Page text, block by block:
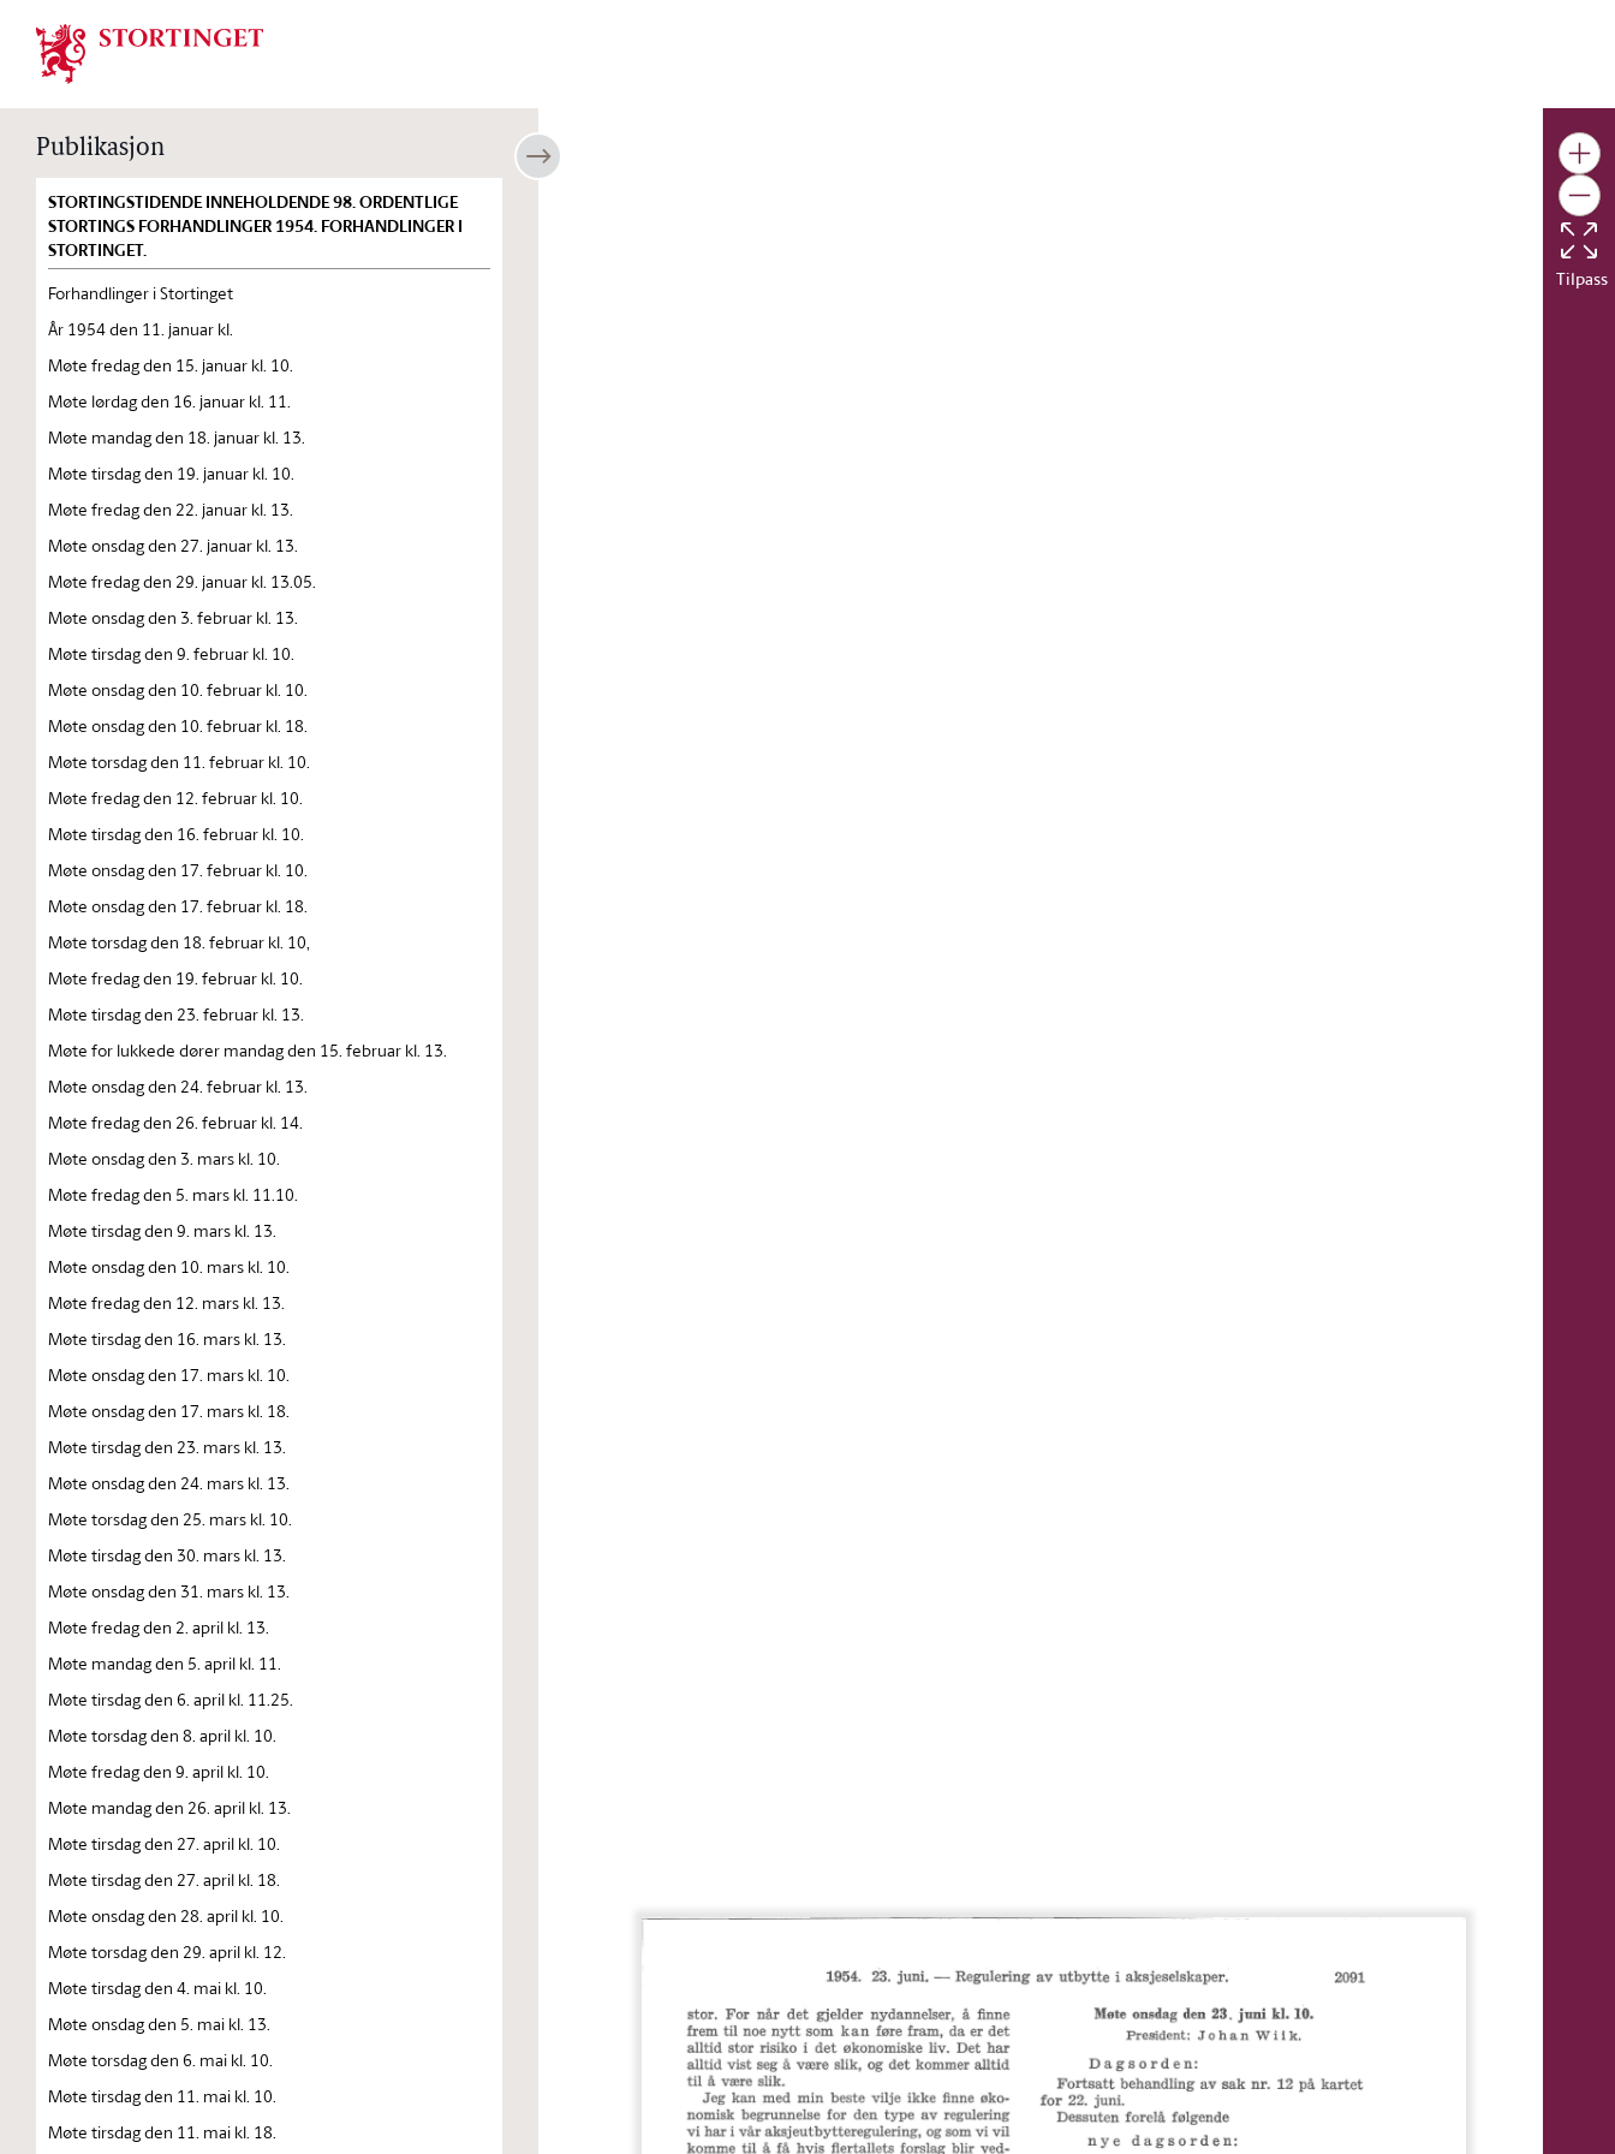
Stortinget.no
Publikasjon
STORTINGSTIDENDE INNEHOLDENDE 98. ORDENTLIGE
STORTINGS FORHANDLINGER 1954. FORHANDLINGER I
STORTINGET.
Forhandlinger i Stortinget
År 1954 den 11. januar kl.
Møte fredag den 15. januar kl. 10.
Møte lørdag den 16. januar kl. 11.
Møte mandag den 18. januar kl. 13.
Møte tirsdag den 19. januar kl. 10.
Møte fredag den 22. januar kl. 13.
Møte onsdag den 27. januar kl. 13.
Møte fredag den 29. januar kl. 13.05.
Møte onsdag den 3. februar kl. 13.
Møte tirsdag den 9. februar kl. 10.
Møte onsdag den 10. februar kl. 10.
Møte onsdag den 10. februar kl. 18.
Møte torsdag den 11. februar kl. 10.
Møte fredag den 12. februar kl. 10.
Møte tirsdag den 16. februar kl. 10.
Møte onsdag den 17. februar kl. 10.
Møte onsdag den 17. februar kl. 18.
Møte torsdag den 18. februar kl. 10,
Møte fredag den 19. februar kl. 10.
Møte tirsdag den 23. februar kl. 13.
Møte for lukkede dører mandag den 15. februar kl. 13.
Møte onsdag den 24. februar kl. 13.
Møte fredag den 26. februar kl. 14.
Møte onsdag den 3. mars kl. 10.
Møte fredag den 5. mars kl. 11.10.
Møte tirsdag den 9. mars kl. 13.
Møte onsdag den 10. mars kl. 10.
Møte fredag den 12. mars kl. 13.
Møte tirsdag den 16. mars kl. 13.
Møte onsdag den 17. mars kl. 10.
Møte onsdag den 17. mars kl. 18.
Møte tirsdag den 23. mars kl. 13.
Møte onsdag den 24. mars kl. 13.
Møte torsdag den 25. mars kl. 10.
Møte tirsdag den 30. mars kl. 13.
Møte onsdag den 31. mars kl. 13.
Møte fredag den 2. april kl. 13.
Møte mandag den 5. april kl. 11.
Møte tirsdag den 6. april kl. 11.25.
Møte torsdag den 8. april kl. 10.
Møte fredag den 9. april kl. 10.
Møte mandag den 26. april kl. 13.
Møte tirsdag den 27. april kl. 10.
Møte tirsdag den 27. april kl. 18.
Møte onsdag den 28. april kl. 10.
Møte torsdag den 29. april kl. 12.
Møte tirsdag den 4. mai kl. 10.
Møte onsdag den 5. mai kl. 13.
Møte torsdag den 6. mai kl. 10.
Møte tirsdag den 11. mai kl. 10.
Møte tirsdag den 11. mai kl. 18.